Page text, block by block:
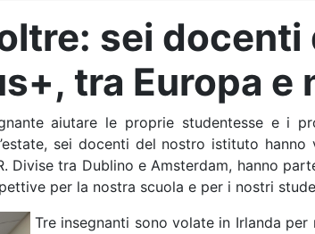
sei
tra Europa
aiutare le proprie studentesse e i
sei docenti del nostro istituto
Divise tra Dublino e Amsterdam, hanno
per la nostra scuola e per i nostri
Tre insegnanti sono volate in Irlanda